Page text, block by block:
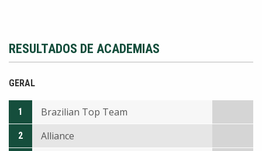
RESULTADOS DE ACADEMIAS
GERAL
1 Brazilian Top Team
2 Alliance